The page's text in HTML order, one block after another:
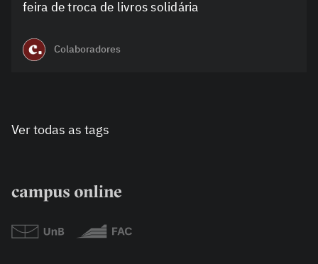
feira de troca de livros solidária
Colaboradores
Ver todas as tags